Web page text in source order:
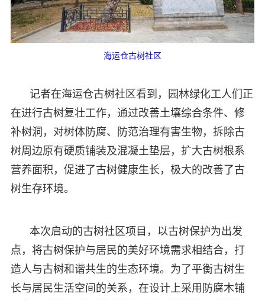
海运仓古树社区
记者在海运仓古树社区看到，园林绿化工人们正
在进行古树复壮工作，通过改善土壤综合条件、修
补树洞，对树体防腐、防范治理有害生物，拆除古
树周边原有硬质铺装及混凝土垫层，扩大古树根系
营养面积，促进了古树健康生长，极大的改善了古
树生存环境。
本次启动的古树社区项目，以古树保护为出发
点，将古树保护与居民的美好环境需求相结合，打
造人与古树和谐共生的生态环境。为了平衡古树生
长与居民生活空间的关系，在设计上采用防腐木铺